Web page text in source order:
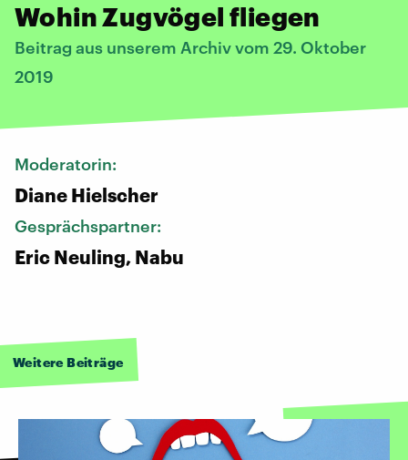
Wohin Zugvögel fliegen
Beitrag aus unserem Archiv vom 29. Oktober
2019
Moderatorin:
Diane Hielscher
Gesprächspartner:
Eric Neuling, Nabu
Weitere Beiträge